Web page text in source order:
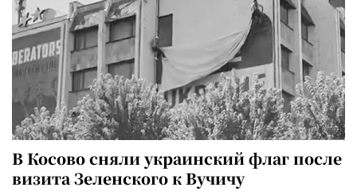
В Косово сняли украинский флаг после
визита Зеленского к Вучичу